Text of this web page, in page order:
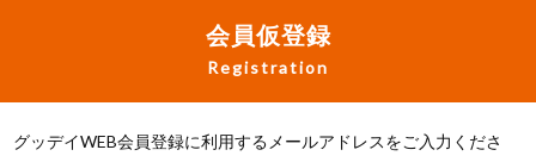
会員仮登録
Registration
グッデイWEB会員登録に利用するメールアドレスをご入力くださ